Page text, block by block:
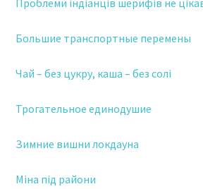
Проблеми індіанців шерифів не
Большие транспортные перемены
Чай – без цукру, каша – без солі
Трогательное единодушие
Зимние вишни локдауна
Міна під райони